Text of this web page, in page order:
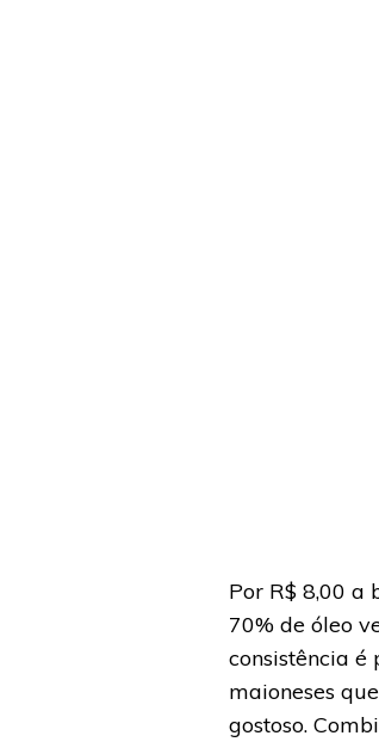
Por R$ 8,00 a
70% de óleo
consistência é
maioneses
gostoso.